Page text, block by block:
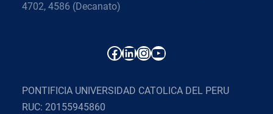
4702, 4586 (Decanato)
Facebook LinkedIn InstagramYouTube
PONTIFICIA UNIVERSIDAD CATOLICA DEL PERU
RUC: 20155945860